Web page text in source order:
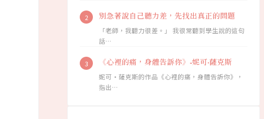
別急著說自己聽力差，先找出真正的問題
「老師，我聽力很差。」 我很常聽到學生說的這句
話…
《心裡的痛，身體告訴你》-妮可·薩克斯
妮可·薩克斯的作品《心裡的痛，身體告訴你》，
指出…